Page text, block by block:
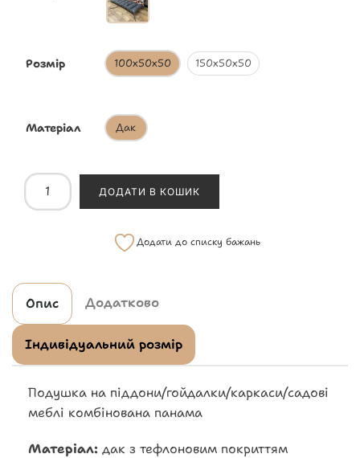
Розмір 100х50х50 150х50х50
Матеріал Дак
ДОДАТИ В КОШИК
Додати до списку бажань
Опис Додатково
Індивідуальний розмір
Подушка на піддони/гойдалки/каркаси/садові
меблі комбінована панама
Матеріал: дак з тефлоновим покриттям